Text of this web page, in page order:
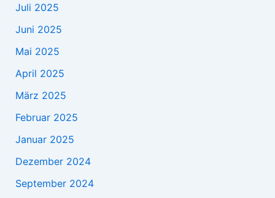
Juli 2025
Juni 2025
Mai 2025
April 2025
März 2025
Februar 2025
Januar 2025
Dezember 2024
September 2024